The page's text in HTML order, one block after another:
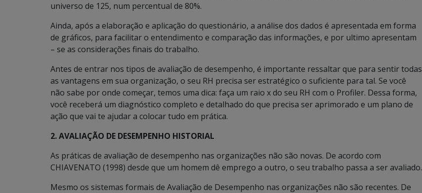
universo de 125, num percentual de 80%.
Ainda, após a elaboração e aplicação do questionário, a análise dos dados é apresentada em forma
de gráficos, para facilitar o entendimento e comparação das informações, e por ultimo apresentam
– se as considerações finais do trabalho.
Antes de entrar nos tipos de avaliação de desempenho, é importante ressaltar que para sentir todas
as vantagens em sua organização, o seu RH precisa ser estratégico o suficiente para tal. Se você
não sabe por onde começar, temos uma dica: faça um raio x do seu RH com o Profiler. Dessa forma,
você receberá um diagnóstico completo e detalhado do que precisa ser aprimorado e um plano de
ação que vai te ajudar a colocar tudo em prática.
2. AVALIAÇÃO DE DESEMPENHO HISTORIAL
As práticas de avaliação de desempenho nas organizações não são novas. De acordo com
CHIAVENATO (1998) desde que um homem dê emprego a outro, o seu trabalho passa a ser avaliado.
Mesmo os sistemas formais de Avaliação de Desempenho nas organizações não são recentes. De